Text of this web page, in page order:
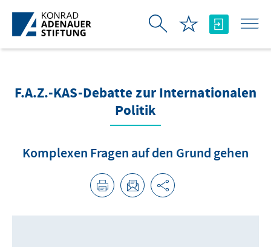
Skip to Main Content
F.A.Z.-KAS-Debatte zur Internationalen
Politik
Komplexen Fragen auf den Grund gehen